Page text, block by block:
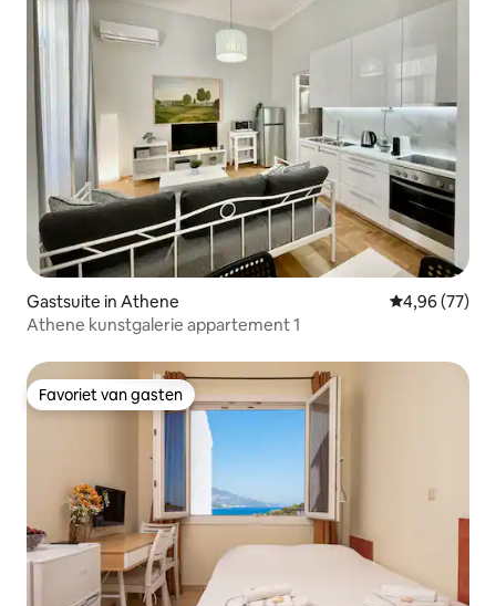
Gastsuite in Athene Gemiddelde
4,96 (77)
Athene kunstgalerie appartement 1
Favoriet van gasten
Favoriet van gasten